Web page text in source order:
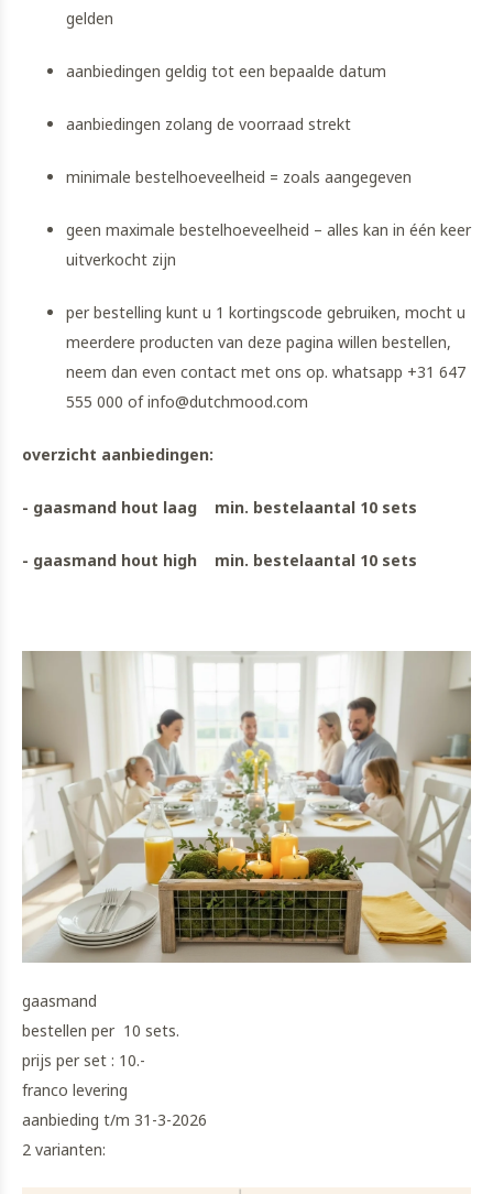
gelden
aanbiedingen geldig tot een bepaalde datum
aanbiedingen zolang de voorraad strekt
minimale bestelhoeveelheid = zoals aangegeven
geen maximale bestelhoeveelheid – alles kan in één keer
uitverkocht zijn
per bestelling kunt u 1 kortingscode gebruiken, mocht u
meerdere producten van deze pagina willen bestellen,
neem dan even contact met ons op. whatsapp +31 647
555 000 ofinfo@dutchmood.com
overzicht aanbiedingen:
- gaasmand hout laag min. bestelaantal 10 sets
- gaasmand hout high min. bestelaantal 10 sets
gaasmand
bestellen per 10 sets.
prijs per set : 10.-
franco levering
aanbieding t/m 31-3-2026
2 varianten: